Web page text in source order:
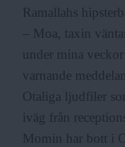
Ramallahs
– Moa, taxin
under mina
varnande
Otaliga ljudfiler
iväg från
Momin har bott i